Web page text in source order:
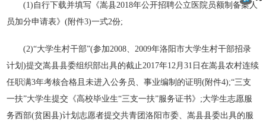
(1)自行下载并填写《嵩县2018年公开招聘公立医院员额制备案人
员加分申请表》(附件3)一式2份;
(2)“大学生村干部”(参加2008、2009年洛阳市大学生村干部招录
计划)提交嵩县县委组织部出具的截止2017年12月31日在嵩县农村连续
任职满3年考核合格且未进入公务员、事业编制的证明(附件4);“三支
一扶”大学生提交《高校毕业生“三支一扶”服务证书》;大学生志愿服
务西部(贫困县)计划志愿者提交共青团洛阳市委、嵩县县委出具的服